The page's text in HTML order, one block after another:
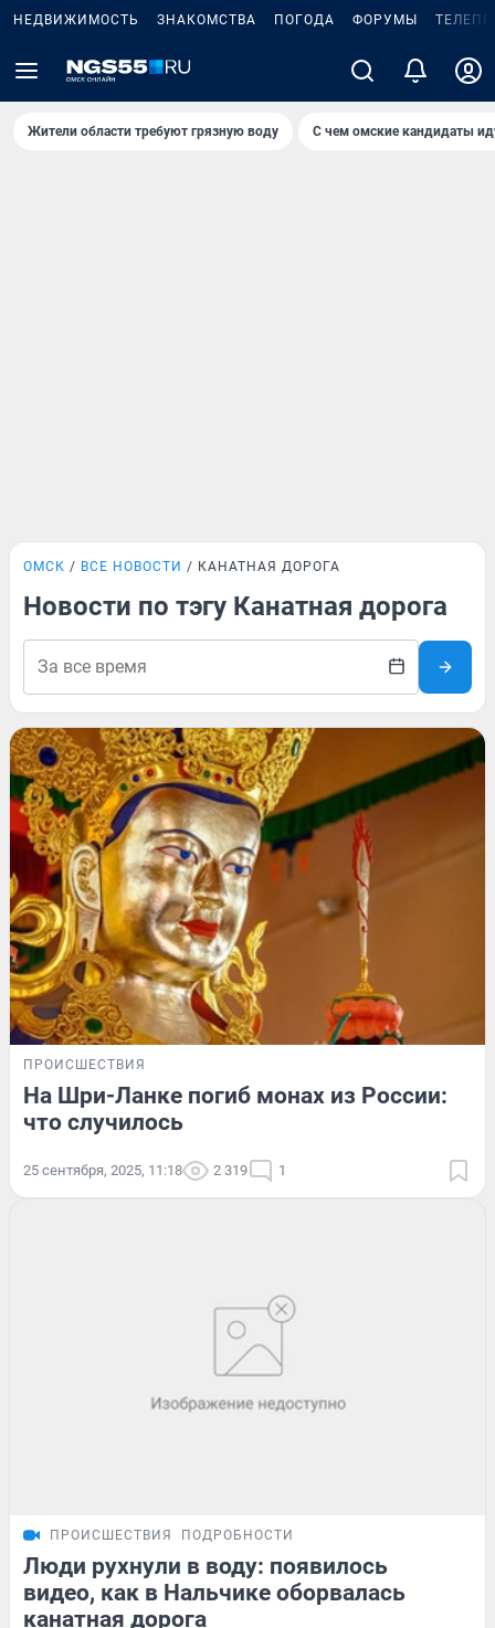
НЕДВИЖИМОСТЬ ЗНАКОМСТВА ПОГОДА ФОРУМЫ
Жители области требуют грязную воду С чем омские кандидаты
ОМСК ВСЕ НОВОСТИ КАНАТНАЯ ДОРОГА
Новости по тэгу Канатная дорога
ПРОИСШЕСТВИЯ
На Шри-Ланке погиб монах из России:
что случилось
25 сентября, 2025, 11:18 2 319 1
ПРОИСШЕСТВИЯ ПОДРОБНОСТИ
Люди рухнули в воду: появилось
видео, как в Нальчике оборвалась
канатная дорога